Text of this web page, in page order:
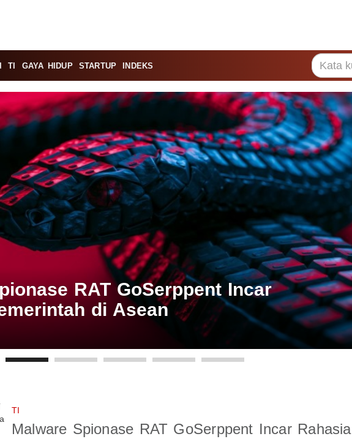
TI GAYA HIDUP STARTUP INDEKS
RAT GoSerppent Incar
di Asean
TI
Malware Spionase RAT GoSerppent Incar Rahasia